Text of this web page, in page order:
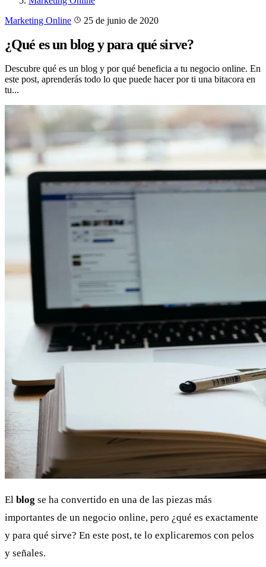
Marketing Online
25 de junio de 2020
¿Qué es un blog y para qué sirve?
Descubre qué es un blog y por qué beneficia a tu negocio online. En
este post, aprenderás todo lo que puede hacer por ti una bitacora en
tu...
El blog se ha convertido en una de las piezas más
importantes de un negocio online, pero ¿qué es exactamente
y para qué sirve? En este post, te lo explicaremos con pelos
y señales.